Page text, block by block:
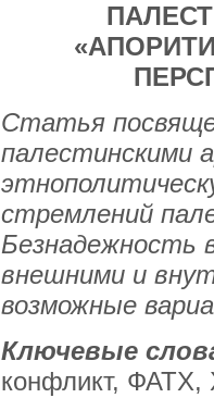
Статья
палестинскими
стремлений
Безнадежность
внешними и
возможные
Ключевые
конфликт,